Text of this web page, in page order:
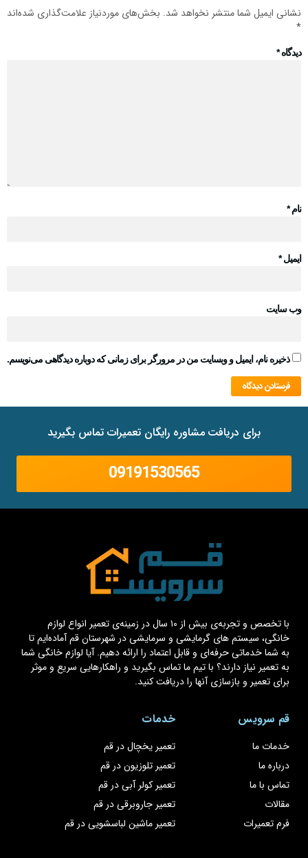
نشانی ایمیل شما منتشر نخواهد شد. بخش‌های موردنیاز علامت‌گذاری شده‌اند
*
دیدگاه*
نام*
ایمیل*
وب‌ سایت
ذخیره نام، ایمیل و وبسایت من در مرورگر برای زمانی که دوباره دیدگاهی می‌نویسم.
برای دریافت مشاوره رایگان تعمیرات تماس بگیرید
09191530565
با تخصص و تجربه‌ی بیش از ۱۰ سال در زمینه‌ی تعمیر انواع لوازم
خانگی، سیستم های گرمایشی و سرمایشی در شهرستان قم آماده‌ایم تا
به شما خدماتی حرفه‌ای و قابل اعتماد را ارائه دهیم. آیا لوازم خانگی شما
به تعمیر نیاز دارند؟ با تیم ما تماس بگیرید و راهکارهایی سریع و موثر
برای تعمیر و بازسازی آنها را دریافت کنید.
قم سرویس
خدمات ما
درباره ما
تماس با ما
مقالات
فرم تعمیرات
خدمات
تعمیر یخچال در قم
تعمیر تلوزیون در قم
تعمیر کولر آبی در قم
تعمیر جاروبرقی در قم
تعمیر ماشین لباسشویی در قم